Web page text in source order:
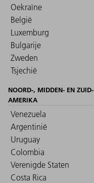
Oekraïne
België
Luxemburg
Bulgarije
Zweden
Tsjechië
NOORD-, MIDDEN- EN ZUID-
AMERIKA
Venezuela
Argentinië
Uruguay
Colombia
Verenigde Staten
Costa Rica